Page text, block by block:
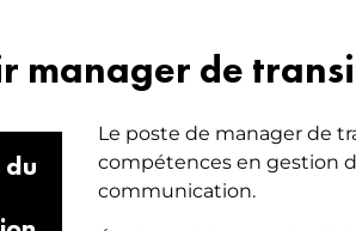
manager de
Le poste de manager de
compétences en gestion
communication.